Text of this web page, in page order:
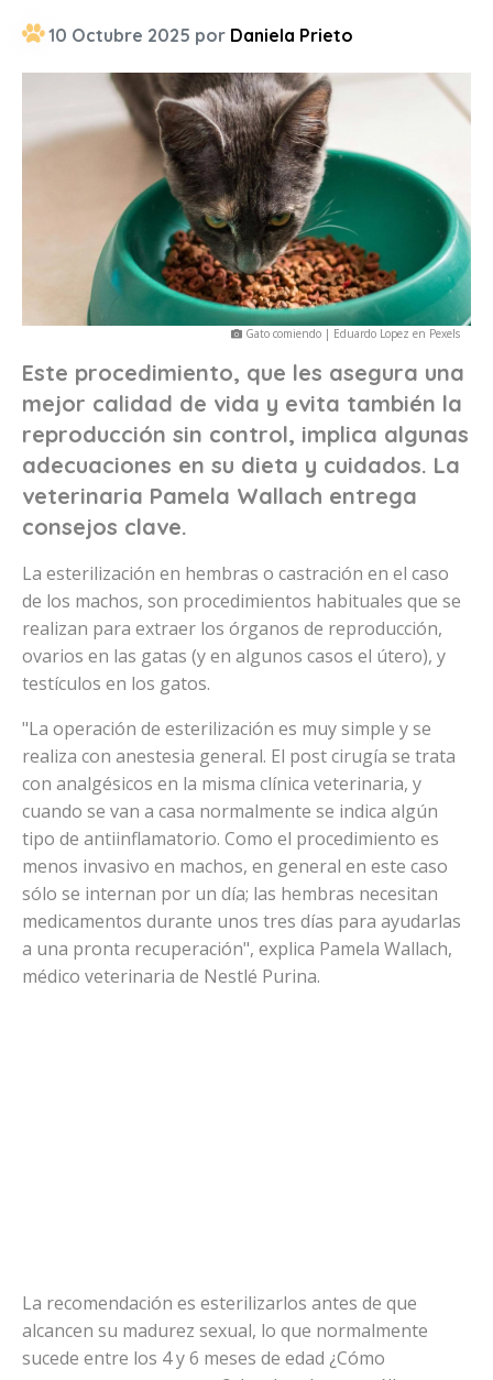
10 Octubre 2025 por Daniela Prieto
Gato comiendo | Eduardo Lopez en Pexels
Este procedimiento, que les asegura una
mejor calidad de vida y evita también la
reproducción sin control, implica algunas
adecuaciones en su dieta y cuidados. La
veterinaria Pamela Wallach entrega
consejos clave.
La esterilización en hembras o castración en el caso
de los machos, son procedimientos habituales que se
realizan para extraer los órganos de reproducción,
ovarios en las gatas (y en algunos casos el útero), y
testículos en los gatos.
"La operación de esterilización es muy simple y se
realiza con anestesia general. El post cirugía se trata
con analgésicos en la misma clínica veterinaria, y
cuando se van a casa normalmente se indica algún
tipo de antiinflamatorio. Como el procedimiento es
menos invasivo en machos, en general en este caso
sólo se internan por un día; las hembras necesitan
medicamentos durante unos tres días para ayudarlas
a una pronta recuperación", explica Pamela Wallach,
médico veterinaria de Nestlé Purina.
La recomendación es esterilizarlos antes de que
alcancen su madurez sexual, lo que normalmente
sucede entre los 4 y 6 meses de edad ¿Cómo